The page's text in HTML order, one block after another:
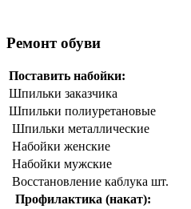
Ремонт обуви
Поставить набойки:
Шпильки заказчика
Шпильки полиуретановые
Шпильки металлические
Набойки женские
Набойки мужские
Восстановление каблука шт.
Профилактика (накат):